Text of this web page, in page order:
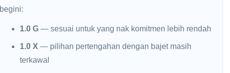
begini:
1.0 G— sesuai untuk yang nak komitmen lebih rendah
1.0 X — pilihan pertengahan dengan bajet masih
terkawal